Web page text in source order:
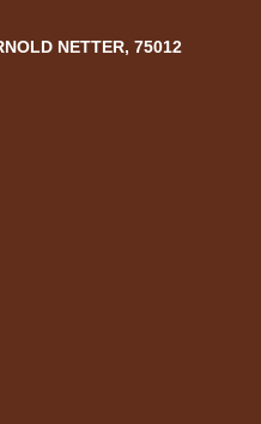
NETTER, 75012